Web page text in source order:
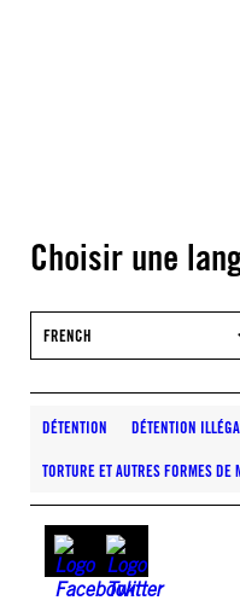
Choisir une
FRENCH
DÉTENTION DÉTENTION
TORTURE ET AUTRES FORMES DE